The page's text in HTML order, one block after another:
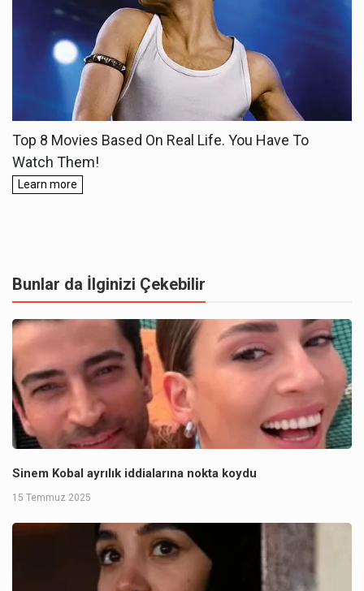
Bunlar da İlginizi Çekebilir
Sinem Kobal ayrılık iddialarına nokta koydu
15 Temmuz 2025